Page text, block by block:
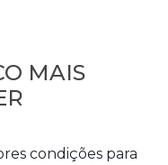
MAIS
condições para